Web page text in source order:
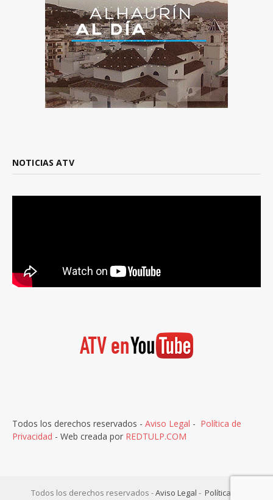
NOTICIAS ATV
Todos los derechos reservados - Aviso Legal - Política de
Privacidad - Web creada por REDTULP.COM
Todos los derechos reservados -Aviso Legal - Política de